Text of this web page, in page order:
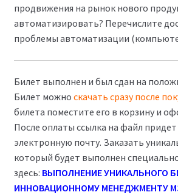
продвижения на рынок нового
автоматизировать? Перечислите
проблемы автоматизации
Билет выполнен и был сдан на
Билет можно скачать сразу после
билета поместите его в корзину и
После оплаты ссылка на файл
электронную почту. Заказать
который будет выполнен
здесь: ВЫПОЛНЕНИЕ УНИКАЛЬНОГО
ИННОВАЦИОННОМУ МЕНЕДЖМЕНТУ